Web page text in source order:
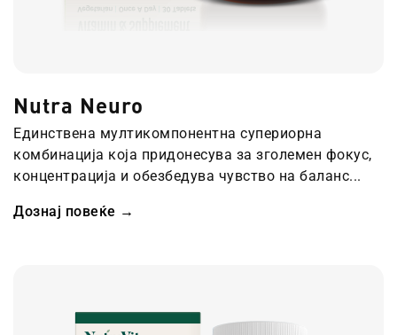
Nutra Neuro
Единствена мултикомпонентна супериорна
комбинација која придонесува за зголемен фокус,
концентрација и обезбедува чувство на баланс...
Дознај повеќе →